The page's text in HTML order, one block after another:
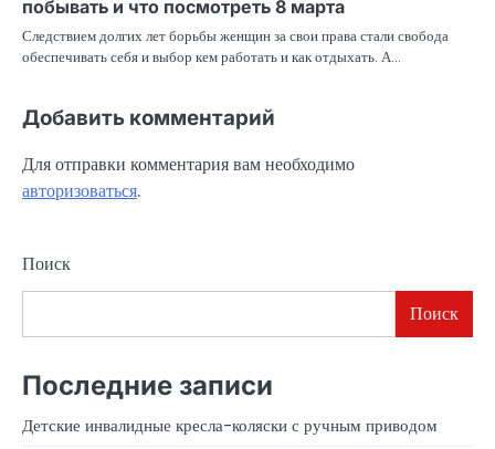
побывать и что посмотреть 8 марта
Следствием долгих лет борьбы женщин за свои права стали свобода
обеспечивать себя и выбор кем работать и как отдыхать. А…
Добавить комментарий
Для отправки комментария вам необходимо
авторизоваться.
Поиск
Поиск
Последние записи
Детские инвалидные кресла-коляски с ручным приводом